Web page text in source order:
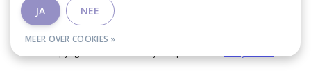
Algemene voorwaarden
JA NEE
MEER OVER COOKIES »